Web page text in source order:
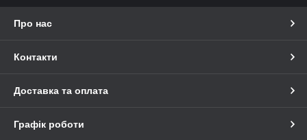
Про нас
Контакти
Доставка та оплата
Графік роботи